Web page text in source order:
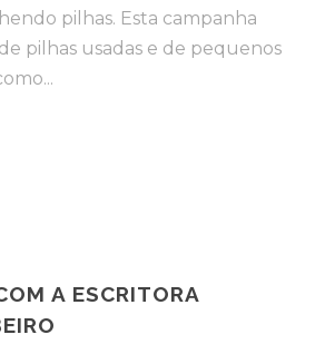
pilhas. Esta campanha
pilhas usadas e de pequenos
A ESCRITORA